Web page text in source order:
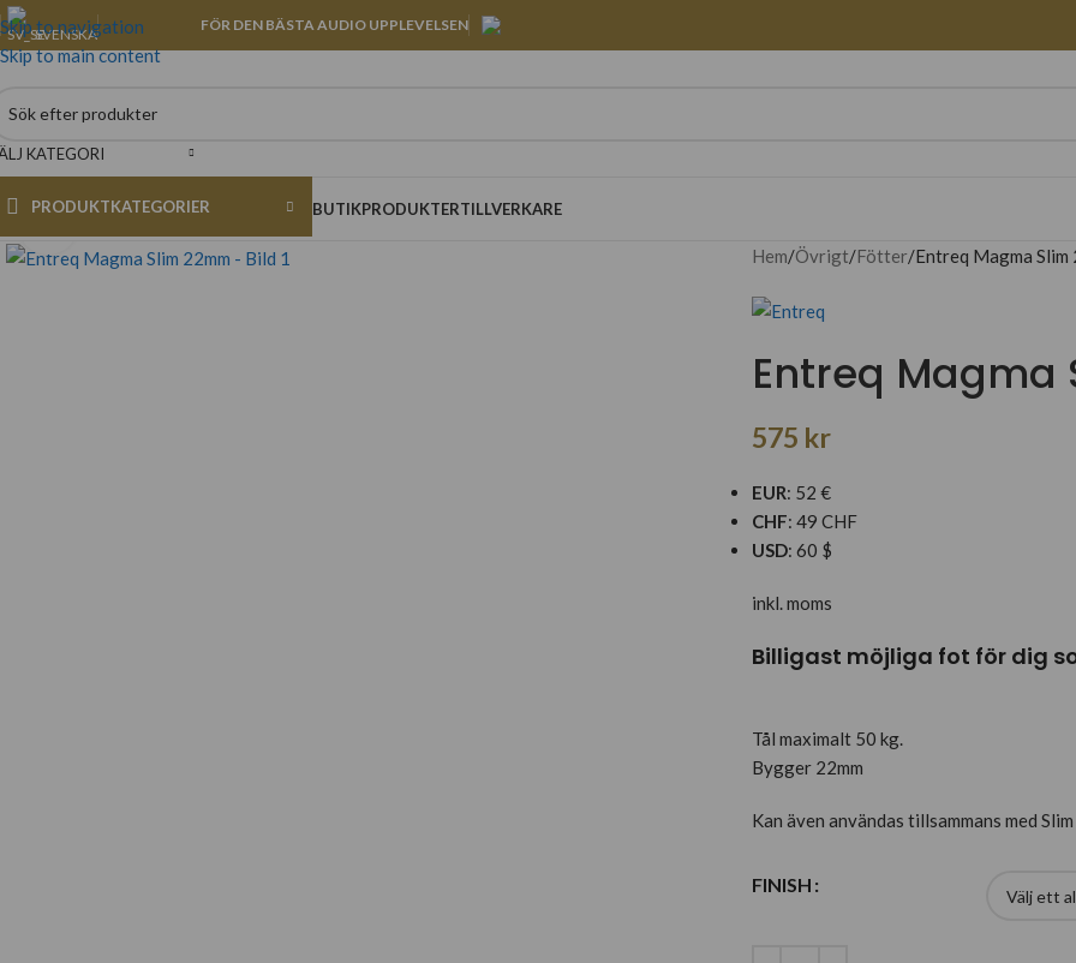
Skip to navigation
Skip to main content
SVENSKA FÖR DEN BÄSTA AUDIO UPPLEVELSEN
KATEGORI
PRODUKTKATEGORIER BUTIKPRODUKTERTILLVERKARE
Hem Övrigt Fötter Entreq Magma Slim
Entreq Magma
575 kr
EUR: 52 €
CHF: 49 CHF
USD: 60 $
inkl. moms
Billigast möjliga fot för dig
Tål maximalt 50 kg.
Bygger 22mm
Kan även användas tillsammans med
FINISH